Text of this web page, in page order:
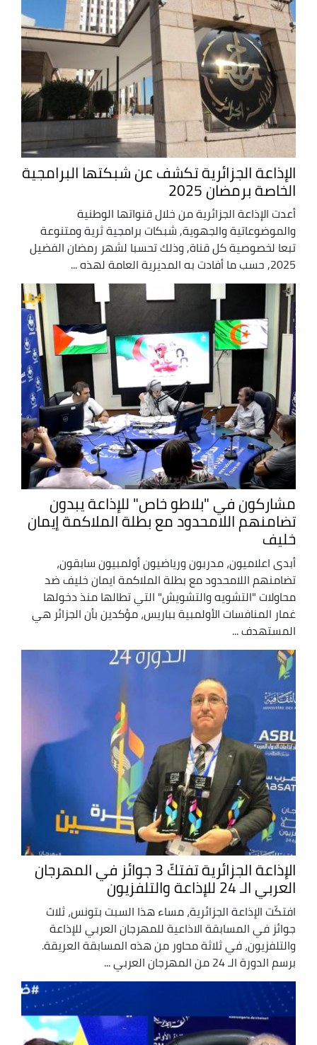
الإذاعة الجزائرية تكشف عن شبكتها البرامجية
الخاصة برمضان 2025
أعدت الإذاعة الجزائرية من خلال قنواتها الوطنية
والموضوعاتية والجهوية, شبكات برامجية ثرية ومتنوعة
تبعا لخصوصية كل قناة, وذلك تحسبا لشهر رمضان الفضيل
2025, حسب ما أفادت به المديرية العامة لهذه ...
مشاركون في "بلاطو خاص" للإذاعة يبدون
تضامنهم اللامحدود مع بطلة الملاكمة إيمان
خليف
أبدى اعلاميون، مدربون ورياضيون أولمبيون سابقون،
تضامنهم اللامحدود مع بطلة الملاكمة ايمان خليف ضد
محاولات "التشويه والتشويش" التي تطالها منذ دخولها
غمار المنافسات الأولمبية بباريس، مؤكدين بأن الجزائر هي
المستهدف ...
الإذاعة الجزائرية تفتكّ 3 جوائز في المهرجان
العربي الـ 24 للإذاعة والتلفزيون
افتكّت الإذاعة الجزائرية، مساء هذا السبت بتونس، ثلاث
جوائز في المسابقة الاذاعية للمهرجان العربي للإذاعة
والتلفزيون، في ثلاثة محاور من هذه المسابقة العريقة.
برسم الدورة الـ 24 من المهرجان العربي ...